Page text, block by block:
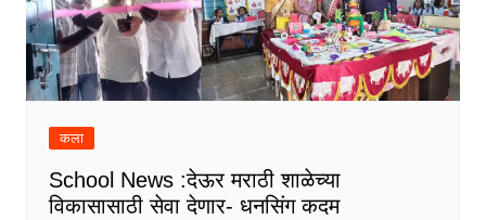
कला
School News :देऊर मराठी शाळेच्या
विकासासाठी सेवा देणार- धनसिंग कदम